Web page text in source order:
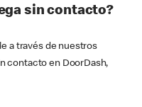
sin contacto?
a través de nuestros
contacto en DoorDash,